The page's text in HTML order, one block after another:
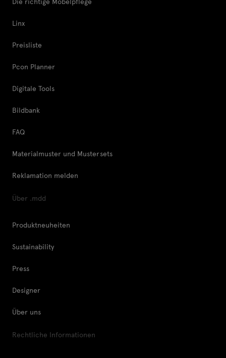
Linx
Preisliste
Pcon Planner
Digitale Tools
Bildbank
FAQ
Materialmuster und Mustersets
Reklamation melden
Über .mdd
Produktneuheiten
Sustainability
Press
Designer
Über uns
Rechtliche Informationen